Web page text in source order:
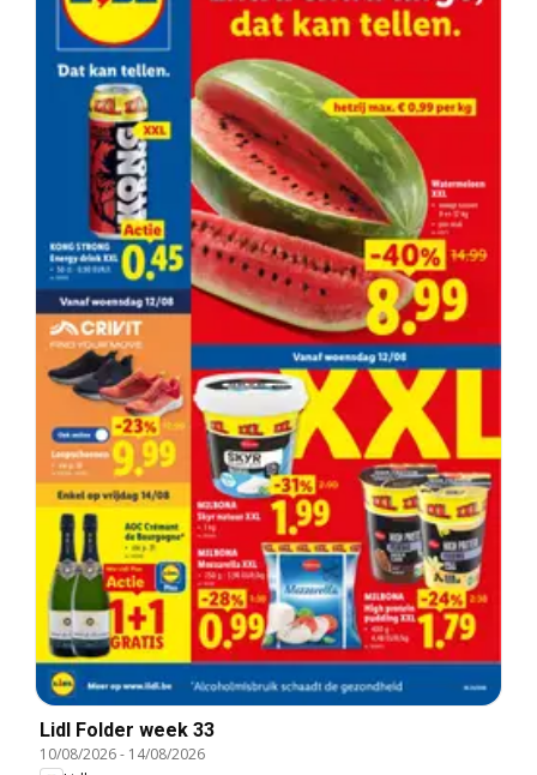
Lidl Folder week 33
10/08/2026- 14/08/2026